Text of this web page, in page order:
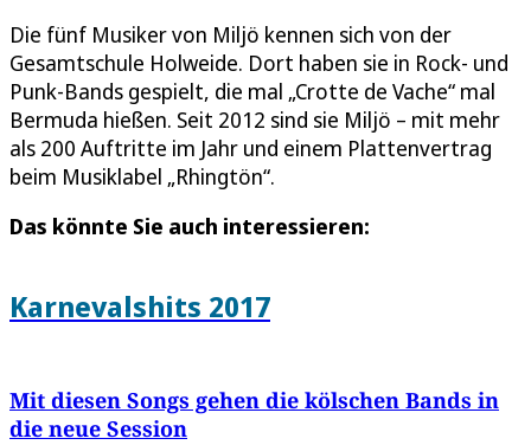
Die fünf Musiker von Miljö kennen sich von der
Gesamtschule Holweide. Dort haben sie in Rock- und
Punk-Bands gespielt, die mal „Crotte de Vache“ mal
Bermuda hießen. Seit 2012 sind sie Miljö – mit mehr
als 200 Auftritte im Jahr und einem Plattenvertrag
beim Musiklabel „Rhingtön“.
Das könnte Sie auch interessieren:
Karnevalshits 2017
Mit diesen Songs gehen die kölschen Bands in
die neue Session